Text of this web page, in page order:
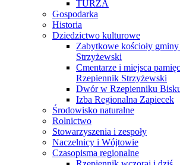
TURZA
Gospodarka
Historia
Dziedzictwo kulturowe
Zabytkowe kościoły
Strzyżewski
Cmentarze i miejsca
Rzepiennik Strzyżewski
Dwór w Rzepienniku
Izba Regionalna Zapiecek
Środowisko naturalne
Rolnictwo
Stowarzyszenia i zespoły
Naczelnicy i Wójtowie
Czasopisma regionalne